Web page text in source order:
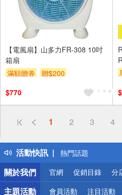
【電風扇】山多力FR-308 10吋
箱扇
滿額贈券
贈$200
$770
1 2 3 4
活動快訊
偏遠地區配送
得獎公告
熱門話題
銀行優惠
偏遠地區配送
詐騙網頁！請小心
關於我們
官網 促銷目錄 分
主題活動 會員活動 注目活動